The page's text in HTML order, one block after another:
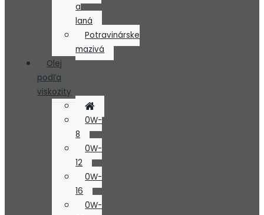
a
laná
Potravinárske
mazivá
Olej
podľa
viskozity
0W-
8
0W-
12
0W-
16
0W-